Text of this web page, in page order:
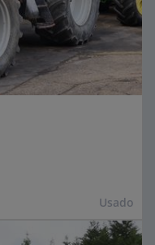
Usado